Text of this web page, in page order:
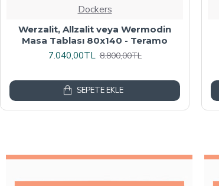
Dockers
Werzalit veya Wermodin Masa
Tablası Oval 94x146 - Indiana Wood
8.000,00TL 10.000,00TL
SEPETE EKLE